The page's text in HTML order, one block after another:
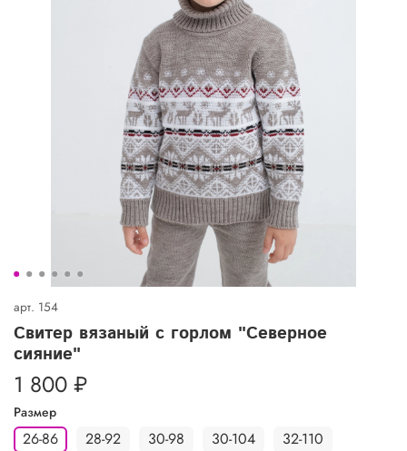
арт. 154
Свитер вязаный с горлом "Северное
сияние"
1 800 ₽
Размер
26-86 28-92 30-98 30-104
32-110